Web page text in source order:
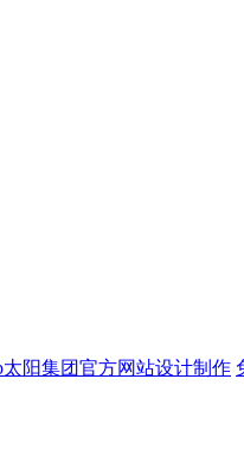
太阳集团官方网站设计制作